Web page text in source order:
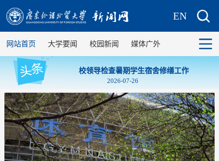
EN
网站首页 大学要闻 校园新闻 媒体广外
校领导检查暑期学生宿舍修缮工作
2026-07-26